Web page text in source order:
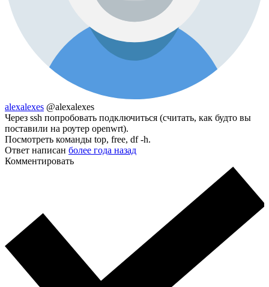
alexalexes @alexalexes
Через ssh попробовать подключиться (считать, как будто вы
поставили на роутер openwrt).
Посмотреть команды top, free, df -h.
Ответ написан более года назад
Комментировать